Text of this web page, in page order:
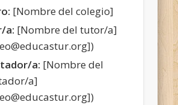
[Nombre del colegio]
a: [Nombre del tutor/a]
a: [Nombre del
a]